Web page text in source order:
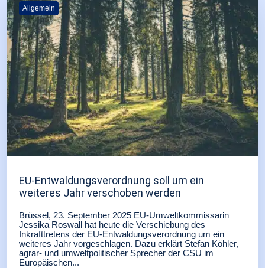
Allgemein
EU-Entwaldungsverordnung soll um ein
weiteres Jahr verschoben werden
Brüssel, 23. September 2025 EU-Umweltkommissarin
Jessika Roswall hat heute die Verschiebung des
Inkrafttretens der EU-Entwaldungsverordnung um ein
weiteres Jahr vorgeschlagen. Dazu erklärt Stefan Köhler,
agrar- und umweltpolitischer Sprecher der CSU im
Europäischen...